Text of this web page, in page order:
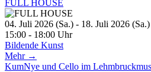
FULL HOUSE
04. Juli 2026 (Sa.) - 18. Juli 2026
15:00 - 18:00 Uhr
Bildende Kunst
Mehr →
KumNye und Cello im